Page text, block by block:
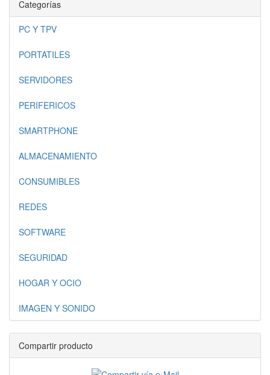
Categorías
PC Y TPV
PORTATILES
SERVIDORES
PERIFERICOS
SMARTPHONE
ALMACENAMIENTO
CONSUMIBLES
REDES
SOFTWARE
SEGURIDAD
HOGAR Y OCIO
IMAGEN Y SONIDO
Compartir producto